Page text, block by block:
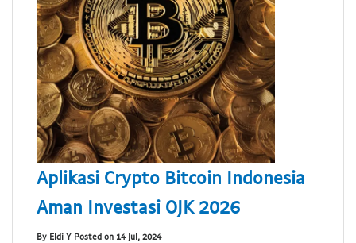
Aplikasi Crypto Bitcoin Indonesia
Aman Investasi OJK 2026
By Eldi Y Posted on 14 Jul, 2024